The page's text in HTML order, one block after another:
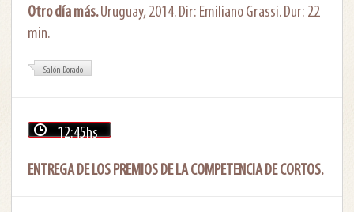
Otro día más.Uruguay, 2014. Dir: Emiliano Grassi. Dur: 22
min.
Salón Dorado
12:45hs
ENTREGA DE LOS PREMIOS DE LA COMPETENCIA DE CORTOS.